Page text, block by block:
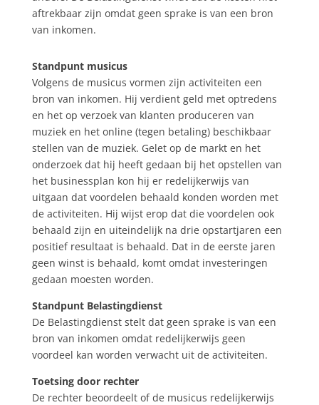
aftrekbaar zijn omdat geen sprake is van een bron
van inkomen.
Standpunt musicus
Volgens de musicus vormen zijn activiteiten een
bron van inkomen. Hij verdient geld met optredens
en het op verzoek van klanten produceren van
muziek en het online (tegen betaling) beschikbaar
stellen van de muziek. Gelet op de markt en het
onderzoek dat hij heeft gedaan bij het opstellen van
het businessplan kon hij er redelijkerwijs van
uitgaan dat voordelen behaald konden worden met
de activiteiten. Hij wijst erop dat die voordelen ook
behaald zijn en uiteindelijk na drie opstartjaren een
positief resultaat is behaald. Dat in de eerste jaren
geen winst is behaald, komt omdat investeringen
gedaan moesten worden.
Standpunt Belastingdienst
De Belastingdienst stelt dat geen sprake is van een
bron van inkomen omdat redelijkerwijs geen
voordeel kan worden verwacht uit de activiteiten.
Toetsing door rechter
De rechter beoordeelt of de musicus redelijkerwijs